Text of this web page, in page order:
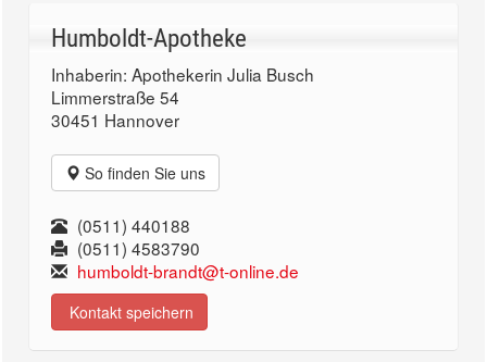
Humboldt-Apotheke
Inhaberin: Apothekerin Julia Busch
Limmerstraße 54
30451 Hannover
So finden Sie uns
(0511) 440188
(0511) 4583790
humboldt-brandt@t-online.de
Kontakt speichern